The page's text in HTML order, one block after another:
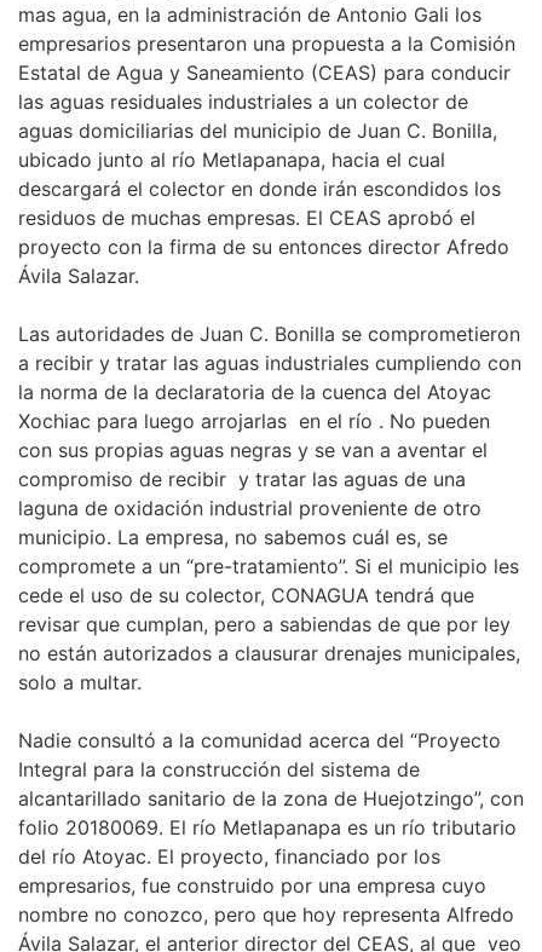
mas agua, en la administración de Antonio Gali los
empresarios presentaron una propuesta a la Comisión
Estatal de Agua y Saneamiento (CEAS) para conducir
las aguas residuales industriales a un colector de
aguas domiciliarias del municipio de Juan C. Bonilla,
ubicado junto al río Metlapanapa, hacia el cual
descargará el colector en donde irán escondidos los
residuos de muchas empresas. El CEAS aprobó el
proyecto con la firma de su entonces director Afredo
Ávila Salazar.
Las autoridades de Juan C. Bonilla se comprometieron
a recibir y tratar las aguas industriales cumpliendo con
la norma de la declaratoria de la cuenca del Atoyac
Xochiac para luego arrojarlas en el río . No pueden
con sus propias aguas negras y se van a aventar el
compromiso de recibir y tratar las aguas de una
laguna de oxidación industrial proveniente de otro
municipio. La empresa, no sabemos cuál es, se
compromete a un “pre-tratamiento”. Si el municipio les
cede el uso de su colector, CONAGUA tendrá que
revisar que cumplan, pero a sabiendas de que por ley
no están autorizados a clausurar drenajes municipales,
solo a multar.
Nadie consultó a la comunidad acerca del “Proyecto
Integral para la construcción del sistema de
alcantarillado sanitario de la zona de Huejotzingo”, con
folio 20180069. El río Metlapanapa es un río tributario
del río Atoyac. El proyecto, financiado por los
empresarios, fue construido por una empresa cuyo
nombre no conozco, pero que hoy representa Alfredo
Ávila Salazar, el anterior director del CEAS, al que veo